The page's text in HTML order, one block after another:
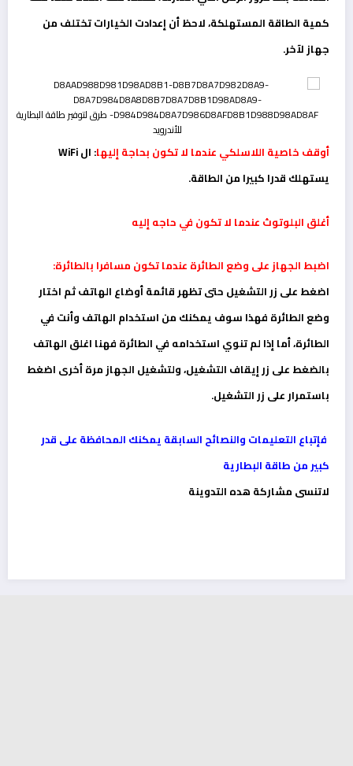
كمية الطاقة المستهلكة، لاحظ أن إعدادت الخيارات تختلف من
جهاز لآخر.
أوقف خاصية اللاسلكي عندما لا تكون بحاجة إليها
: ال WiFi
يستهلك قدرا كبيرا من الطاقة.
أغلق البلوتوث عندما لا تكون في حاجه إليه
اضبط الجهاز على وضع الطائرة عندما تكون مسافرا بالطائرة:
اضغط على زر التشغيل حتى تظهر قائمة أوضاع الهاتف ثم اختار
وضع الطائرة فهذا سوف يمكنك من استخدام الهاتف وأنت في
الطائرة، أما إذا لم تنوي استخدامه في الطائرة فهنا اغلق الهاتف
بالضغط على زر إيقاف التشغيل، ولتشغيل الجهاز مرة أخرى اضغط
باستمرار على زر التشغيل.
فإتباع التعليمات والنصائح السابقة يمكنك المحافظة على قدر
كبير من طاقة البطارية
لاتنسى مشاركة هده التدوينة